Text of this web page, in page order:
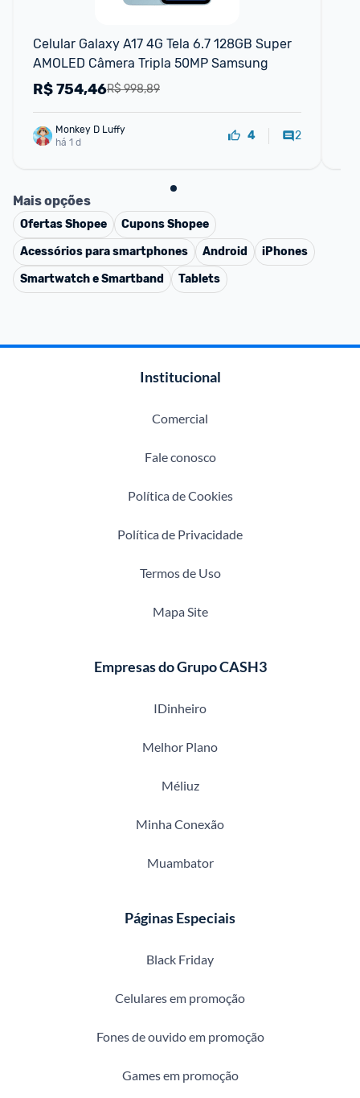
Celular Galaxy A17 4G Tela 6.7 128GB Super
AMOLED Câmera Tripla 50MP Samsung
R$ 998,89
R$754,46
Monkey D Luffy
há 1 d
4 2
Mais opções
OfertasShopee CuponsShopee
Acessórios para smartphones
Android
iPhones
Smartwatch e Smartband
Tablets
Institucional
Comercial
Fale conosco
Política de Cookies
Política de Privacidade
Termos de Uso
Mapa Site
Empresas do Grupo CASH3
IDinheiro
Melhor Plano
Méliuz
Minha Conexão
Muambator
Páginas Especiais
Black Friday
Celulares em promoção
Fones de ouvido em promoção
Games em promoção